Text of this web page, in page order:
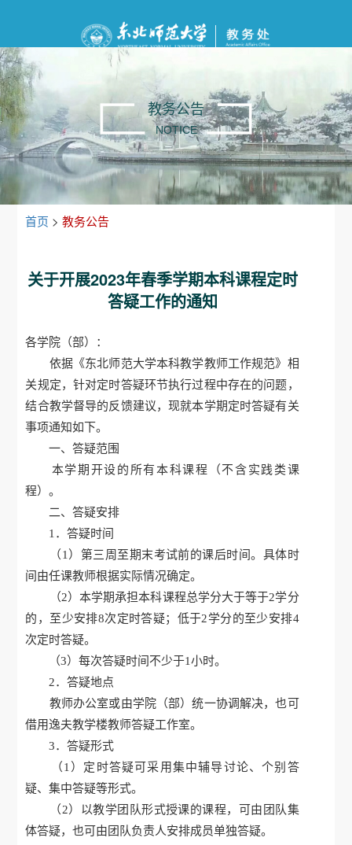
教务公告
NOTICE
首页 > 教务公告
关于开展2023年春季学期本科课程定时
答疑工作的通知
各学院（部）：
依据《东北师范大学本科教学教师工作规范》相
关规定，针对定时答疑环节执行过程中存在的问题，
结合教学督导的反馈建议，现就本学期定时答疑有关
事项通知如下。
一、答疑范围
本学期开设的所有本科课程（不含实践类课
程）。
二、答疑安排
1．答疑时间
（1）第三周至期末考试前的课后时间。具体时
间由任课教师根据实际情况确定。
（2）本学期承担本科课程总学分大于等于2学分
的，至少安排8次定时答疑；低于2学分的至少安排4
次定时答疑。
（3）每次答疑时间不少于1小时。
2．答疑地点
教师办公室或由学院（部）统一协调解决，也可
借用逸夫教学楼教师答疑工作室。
3．答疑形式
（1）定时答疑可采用集中辅导讨论、个别答
疑、集中答疑等形式。
（2）以教学团队形式授课的课程，可由团队集
体答疑，也可由团队负责人安排成员单独答疑。